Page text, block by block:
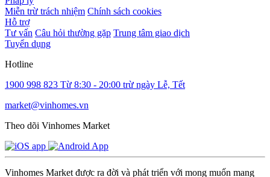
Miễn trừ trách nhiệm Chính sách cookies
Hỗ trợ
Tư vấn Câu hỏi thường gặp Trung tâm giao dịch
Tuyển dụng
Hotline
1900 998 823 Từ 8:30 - 20:00 trừ ngày Lễ, Tết
market@vinhomes.vn
Theo dõi Vinhomes Market
Vinhomes Market được ra đời và phát triển với mong muốn mang